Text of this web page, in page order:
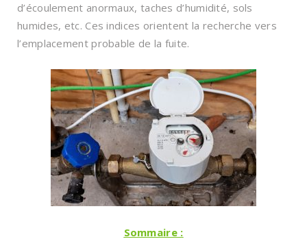
d’écoulement anormaux, taches d’humidité, sols
humides, etc. Ces indices orientent la recherche vers
l’emplacement probable de la fuite.
Sommaire :